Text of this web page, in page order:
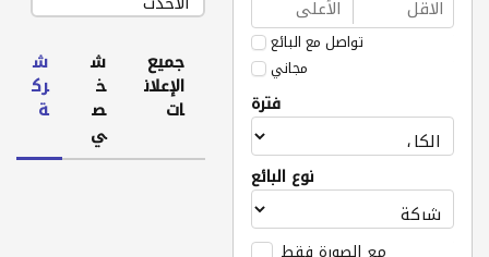
تواصل مع البائع
مجاني
فترة
نوع البائع
جميع
الإعلان
ات
ش
خ
ص
ي
ش
رك
ة